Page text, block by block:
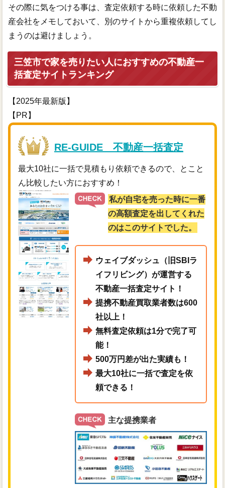
その際に気をつける事は、査定依頼する時に依頼した不動
産会社をメモしておいて、別のサイトから重複依頼してし
まうのは避けましょう。
三笠市で家を売りたい人におすすめの不動産一
括査定サイトランキング
【2025年最新版】
【PR】
RE-GUIDE 不動産一括査定
最大10社に一括で見積もり依頼できるので、とこと
ん比較したい方におすすめ！
私が自宅を売った時に一番
の高額査定を出してくれた
のはこのサイトでした。
ウェイブダッシュ（旧SBIラ
イフリビング）が運営する
不動産一括査定サイト！
提携不動産買取業者数は600
社以上！
無料査定依頼は1分で完了可
能！
500万円差が出た実績も！
最大10社に一括で査定を依
頼できる！
主な提携業者